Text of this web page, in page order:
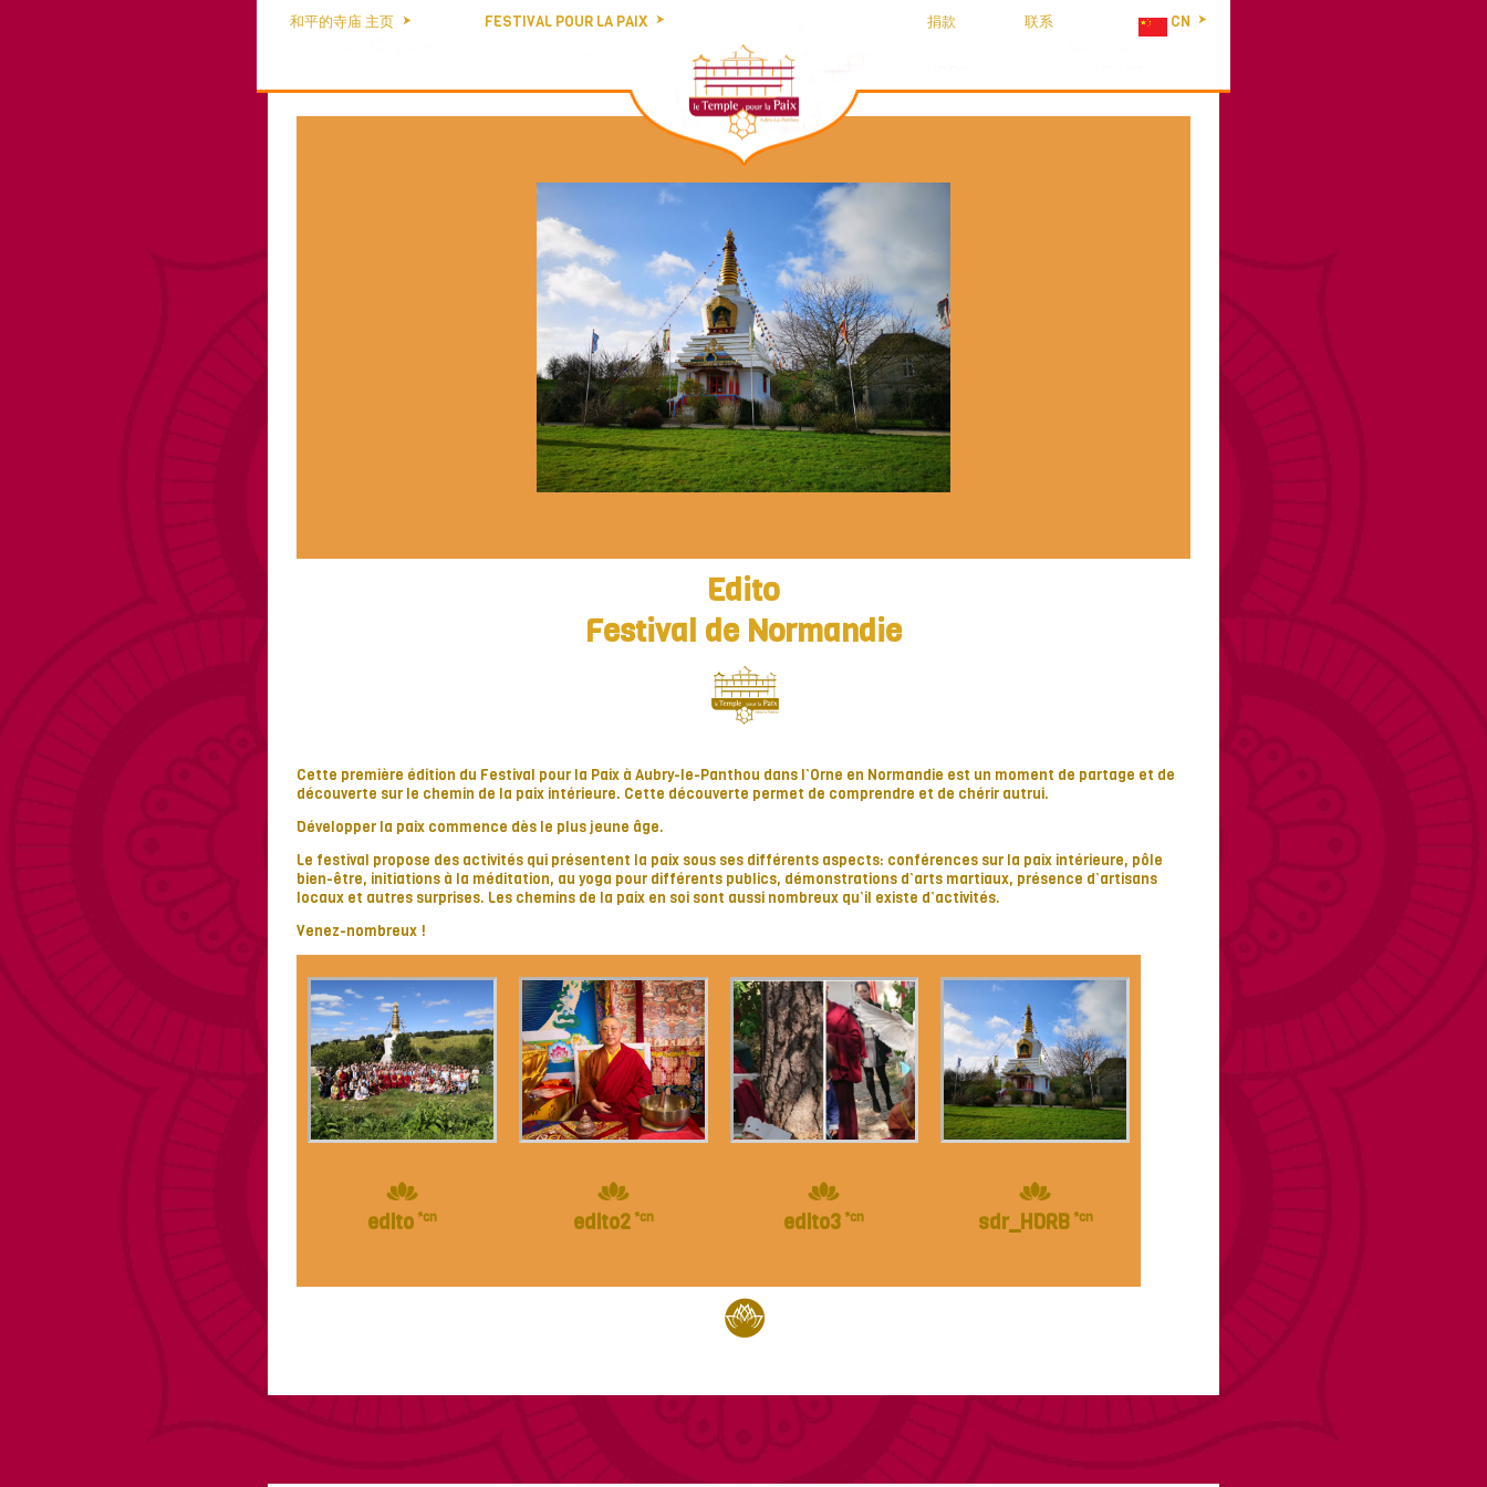
和平的寺庙 主页 FESTIVAL POUR LA PAIX 捐款 联系 CN
Edito
Festival de Normandie
Cette première édition du Festival pour la Paix à Aubry-le-Panthou dans l’Orne en Normandie est un moment de partage et de
découverte sur le chemin de la paix intérieure. Cette découverte permet de comprendre et de chérir autrui.
Développer la paix commence dès le plus jeune âge.
Le festival propose des activités qui présentent la paix sous ses différents aspects: conférences sur la paix intérieure, pôle
bien-être, initiations à la méditation, au yoga pour différents publics, démonstrations d’arts martiaux, présence d’artisans
locaux et autres surprises. Les chemins de la paix en soi sont aussi nombreux qu’il existe d’activités.
Venez-nombreux !
edito*cn edito2*cn edito3 *cn sdr_HDRB*cn